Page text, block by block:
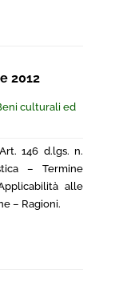
2012
culturali ed
146 d.lgs. n.
– Termine
alle
– Ragioni.